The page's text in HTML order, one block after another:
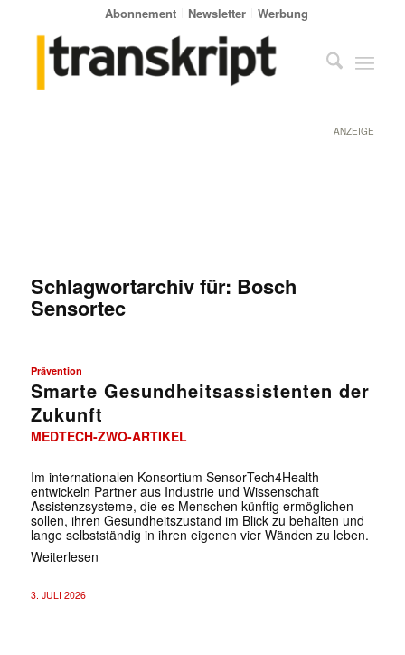
Abonnement Newsletter Werbung
ANZEIGE
Schlagwortarchiv für: Bosch
Sensortec
Prävention
Smarte Gesundheitsassistenten der
Zukunft
MEDTECH-ZWO-ARTIKEL
Im internationalen Konsortium SensorTech4Health
entwickeln Partner aus Industrie und Wissenschaft
Assistenzsysteme, die es Menschen künftig ermöglichen
sollen, ihren Gesundheitszustand im Blick zu behalten und
lange selbstständig in ihren eigenen vier Wänden zu leben.
Weiterlesen
3. JULI 2026